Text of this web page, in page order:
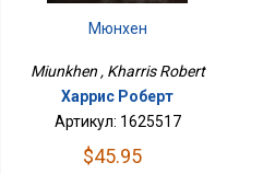
Мюнхен
Miunkhen , Kharris Robert
Харрис Роберт
Артикул: 1625517
$45.95